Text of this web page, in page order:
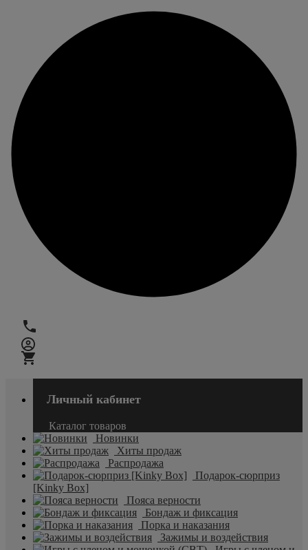
Личный кабинет
Каталог товаров
Новинки
Хиты продаж
Распродажа
Подарок-сюрприз
[Kinky Box]
Пояса верности
Бондаж и фиксация
Порка и наказания
Зажимы и воздействия